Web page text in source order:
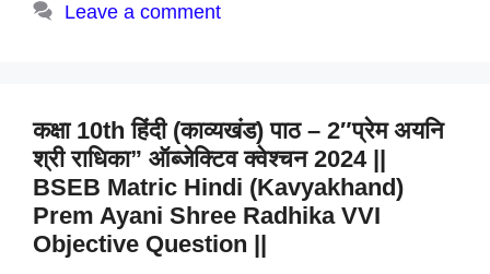
Leave a comment
कक्षा 10th हिंदी (काव्यखंड) पाठ – 2″प्रेम अयनि
श्री राधिका” ऑब्जेक्टिव क्वेश्चन 2024 ||
BSEB Matric Hindi (Kavyakhand)
Prem Ayani Shree Radhika VVI
Objective Question ||